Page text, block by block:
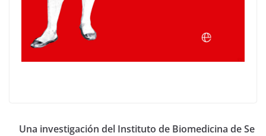
Una investigación del Instituto de Biomedicina de Se